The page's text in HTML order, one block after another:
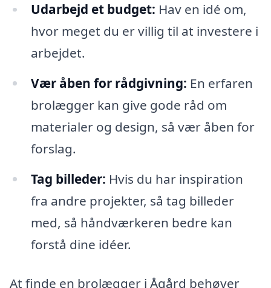
Udarbejd et budget: Hav en idé om,
hvor meget du er villig til at investere i
arbejdet.
Vær åben for rådgivning: En erfaren
brolægger kan give gode råd om
materialer og design, så vær åben for
forslag.
Tag billeder: Hvis du har inspiration
fra andre projekter, så tag billeder
med, så håndværkeren bedre kan
forstå dine idéer.
At finde en brolægger i Ågård behøver